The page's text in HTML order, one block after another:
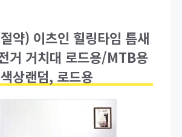
약) 이츠인 힐링타임 틈새
거 거치대 로드용/MTB용
색상랜덤, 로드용